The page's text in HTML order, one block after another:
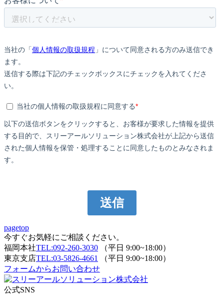
pagetop
今すぐお気軽にご相談ください。
福岡本社TEL:092-260-3030 （平日 9:00~18:00）
東京支店TEL:03-5826-4661 （平日 9:00~18:00）
フォームからお問い合わせ
公式SNS